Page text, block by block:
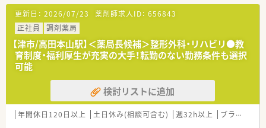
【求人情報について】
■年間休日は125日と非常に多く、木曜・日曜・祝日が休みの完全
週休2日制でプライベートの時間も確保しやすいです。
■想定年収は600万円となっており、経験やスキルなどを考慮し
た上で決定されます。
■昇給は年1回、賞与は年2回（6月・12月）支給実績があり、努力が
【想定される業務内容】
■整形外科をメインとした処方箋に基づく外来患者様への服薬
指導や調剤業務、監査を担当していただきます。
更新日： 2026/07/23 薬剤師求人ID： 656843
正社員
調剤薬局
【津市/高田本山駅】＜薬局長候補＞整形外科・リハビリ●教
育制度・福利厚生が充実の大手！転勤のない勤務条件も選択
可能
検討リストに追加
年間休日120日以上 土日休み(相談可含む) 週32h以上 ブランク可